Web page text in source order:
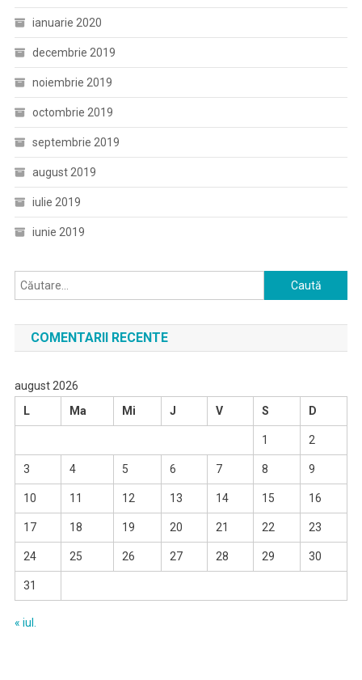
ianuarie 2020
decembrie 2019
noiembrie 2019
octombrie 2019
septembrie 2019
august 2019
iulie 2019
iunie 2019
Caută
după:
COMENTARII RECENTE
august 2026
L
Ma Mi J V S D
1 2
3 4 5 6 7 8 9
10 11 12 13 14 15 16
17 18 19 20 21 22 23
24 25 26 27 28 29 30
31
« iul.